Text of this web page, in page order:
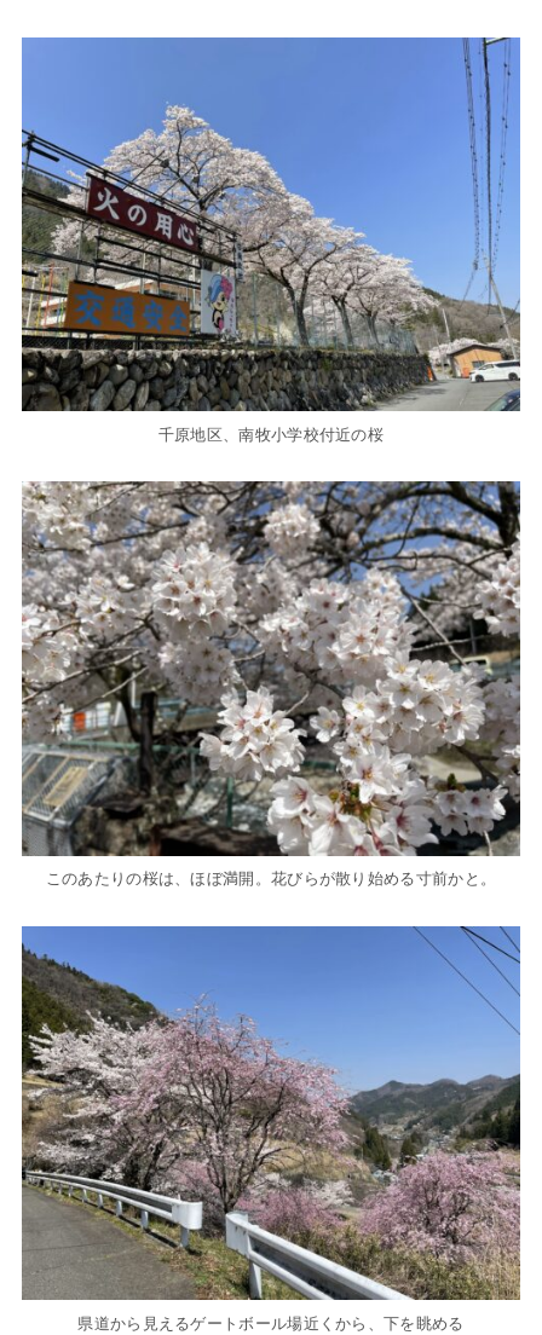
千原地区、南牧小学校付近の桜
このあたりの桜は、ほぼ満開。花びらが散り始める寸前かと。
県道から見えるゲートボール場近くから、下を眺める